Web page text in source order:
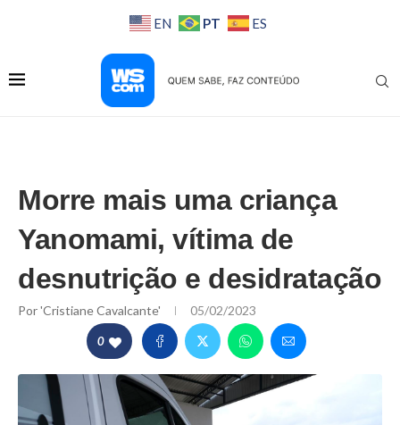
EN PT ES
Morre mais uma criança
Yanomami, vítima de
desnutrição e desidratação
Por'Cristiane Cavalcante' 05/02/2023
0